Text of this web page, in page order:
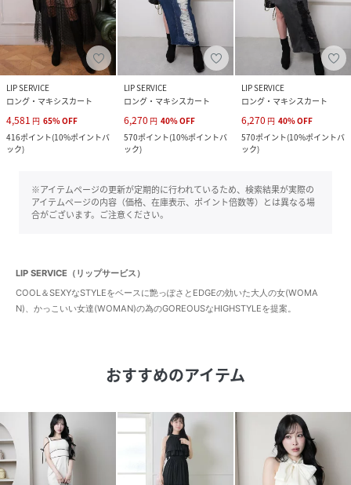
LIP SERVICE
ロング・マキシスカート
4,581 円 65%OFF
416ポイント(10%ポイントバ
ック)
LIP SERVICE
ロング・マキシスカート
6,270 円 40%OFF
570ポイント(10%ポイントバ
ック)
LIP SERVICE
ロング・マキシスカート
6,270 円 40%OFF
570ポイント(10%ポイントバ
ック)
※アイテムページの更新が定期的に行われているため、検索結果が実際の
アイテムページの内容（価格、在庫表示、ポイント倍数等）とは異なる場
合がございます。ご注意ください。
LIP SERVICE（リップサービス）
COOL＆SEXYなSTYLEをベースに艶っぽさとEDGEの効いた大人の女(WOMA
N)、かっこいい女達(WOMAN)の為のGOREOUSなHIGHSTYLEを提案。
おすすめのアイテム